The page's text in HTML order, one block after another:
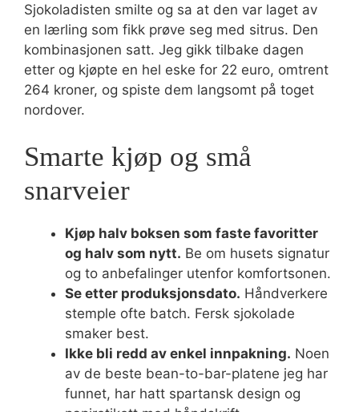
Sjokoladisten smilte og sa at den var laget av
en lærling som fikk prøve seg med sitrus. Den
kombinasjonen satt. Jeg gikk tilbake dagen
etter og kjøpte en hel eske for 22 euro, omtrent
264 kroner, og spiste dem langsomt på toget
nordover.
Smarte kjøp og små
snarveier
Kjøp halv boksen som faste favoritter
og halv som nytt. Be om husets signatur
og to anbefalinger utenfor komfortsonen.
Se etter produksjonsdato. Håndverkere
stemple ofte batch. Fersk sjokolade
smaker best.
Ikke bli redd av enkel innpakning. Noen
av de beste bean-to-bar-platene jeg har
funnet, har hatt spartansk design og